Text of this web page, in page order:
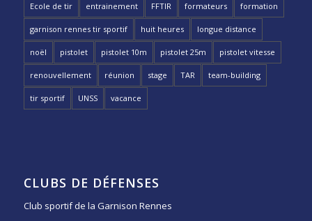
Ecole de tir entrainement FFTIR formateurs formation
garnison rennes tir sportif huit heures longue distance
noël pistolet pistolet 10m pistolet 25m pistolet vitesse
renouvellement réunion stage TAR team-building
tir sportif UNSS vacance
CLUBS DE DÉFENSES
Club sportif de la Garnison Rennes